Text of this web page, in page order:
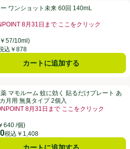
回 140mL
点。
ワンショット未来 60回 140mL
50WAONPOINT 8月31日まで ここをクリック
57/10ml)
込￥878
カートに追加する
貼るだけプレート あみ戸用 9カ月用
点。
マモルーム 蚊に効く 貼るだけプレート あ
月用 無臭タイプ 2個入
150WAONPOINT 8月31日まで ここをクリック
640 /個)
税込￥1,408